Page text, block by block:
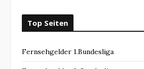
Top Seiten
Fernsehgelder 1.Bundesliga